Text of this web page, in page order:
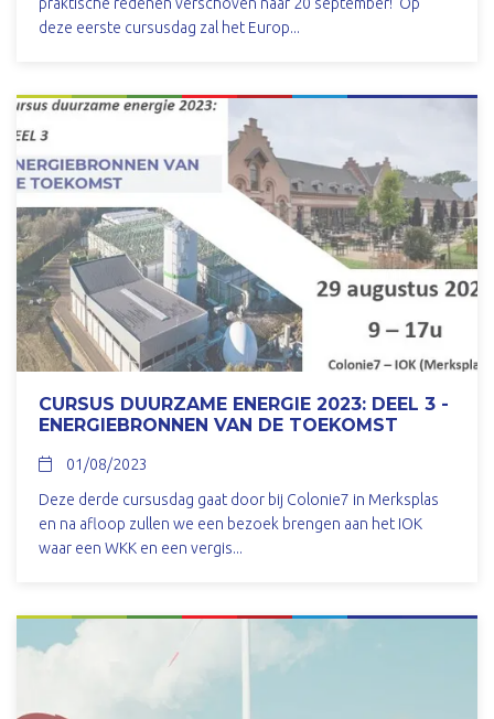
deze eerste cursusdag zal het Europ...
CURSUS DUURZAME ENERGIE 2023: DEEL 3 -
ENERGIEBRONNEN VAN DE TOEKOMST
01/08/2023
Deze derde cursusdag gaat door bij Colonie7 in Merksplas
en na afloop zullen we een bezoek brengen aan het IOK
waar een WKK en een vergis...